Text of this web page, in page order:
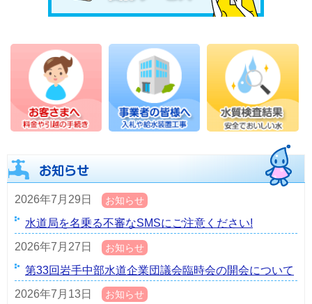
2026年7月29日 お知らせ
水道局を名乗る不審なSMSにご注意ください!
2026年7月27日
お知らせ
第33回岩手中部水道企業団議会臨時会の開会について
2026年7月13日
お知らせ